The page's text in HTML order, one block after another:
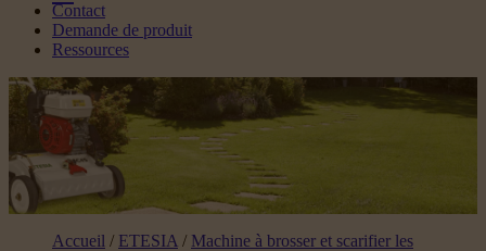
Contact
Demande de produit
Ressources
Accueil / ETESIA / Machine à brosser et scarifier les